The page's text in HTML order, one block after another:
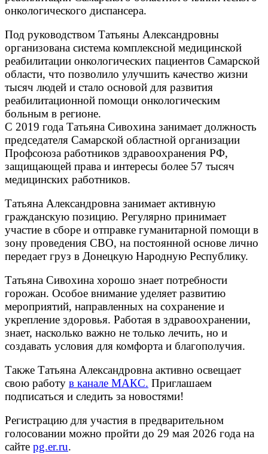
онкологического диспансера.
Под руководством Татьяны Александровны
организована система комплексной медицинской
реабилитации онкологических пациентов Самарской
области, что позволило улучшить качество жизни
тысяч людей и стало основой для развития
реабилитационной помощи онкологическим
больным в регионе.
С 2019 года Татьяна Сивохина занимает должность
председателя Самарской областной организации
Профсоюза работников здравоохранения РФ,
защищающей права и интересы более 57 тысяч
медицинских работников.
Татьяна Александровна занимает активную
гражданскую позицию. Регулярно принимает
участие в сборе и отправке гуманитарной помощи в
зону проведения СВО, на постоянной основе лично
передает груз в Донецкую Народную Республику.
Татьяна Сивохина хорошо знает потребности
горожан. Особое внимание уделяет развитию
мероприятий, направленных на сохранение и
укрепление здоровья. Работая в здравоохранении,
знает, насколько важно не только лечить, но и
создавать условия для комфорта и благополучия.
Также Татьяна Александровна активно освещает
свою работу в канале МАКС. Приглашаем
подписаться и следить за новостями!
Регистрацию для участия в предварительном
голосовании можно пройти до 29 мая 2026 года на
сайте pg.er.ru.